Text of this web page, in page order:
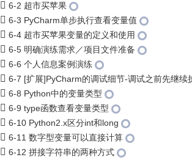
6-2 超市买苹果
6-3 PyCharm单步执行查看变量值
6-4 超市买苹果变量的定义和使用
6-5 明确演练需求／项目文件准备
6-6 个人信息案例演练
6-7 [扩展]PyCharm的调试细节-调试之前先继续
6-8 Python中的变量类型
6-9 type函数查看变量类型
6-10 Python2.x区分int和long
6-11 数字型变量可以直接计算
6-12 拼接字符串的两种方式